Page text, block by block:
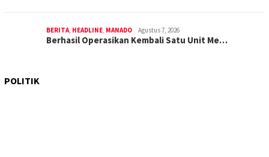
BERITA, HEADLINE, MANADO Agustus 7, 2026
Berhasil Operasikan Kembali Satu Unit Me…
POLITIK